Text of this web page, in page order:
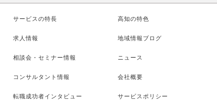
サービスの特長
求人情報
相談会・セミナー情報
コンサルタント情報
転職成功者インタビュー
高知の特色
地域情報ブログ
ニュース
会社概要
サービスポリシー